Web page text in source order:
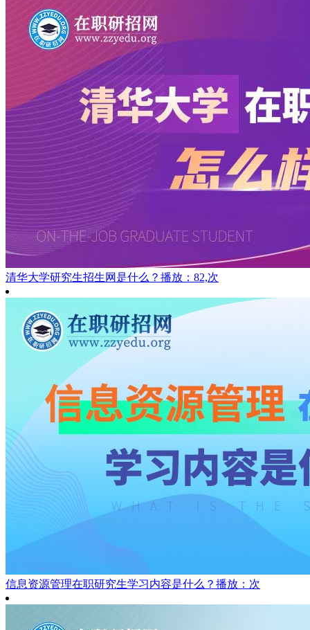
清华大学研究生招生网是什么？ 播放：82,次
信息资源管理在职研究生学习内容是什么？ 播放：次